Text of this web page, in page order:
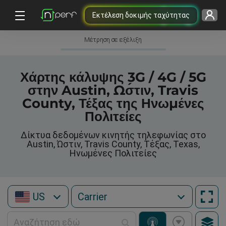
Εκτέλεση δοκιμής ταχύτητας
Μέτρηση σε εξέλιξη
Χάρτης κάλυψης 3G / 4G / 5G
στην Austin, Ώστιν, Travis
County, Τέξας της Ηνωμένες
Πολιτείες
Δίκτυα δεδομένων κινητής τηλεφωνίας στο
Austin, Ώστιν, Travis County, Τέξας, Texas,
Ηνωμένες Πολιτείες
US